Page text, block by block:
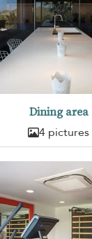
Dining area
4 pictures